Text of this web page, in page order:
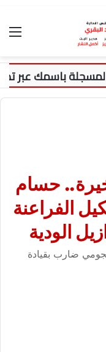
حسام
الفراعنة
الودية
ضارب بقيادة